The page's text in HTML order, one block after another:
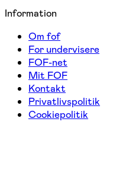
Information
Om fof
For undervisere
FOF-net
Mit FOF
Kontakt
Privatlivspolitik
Cookiepolitik